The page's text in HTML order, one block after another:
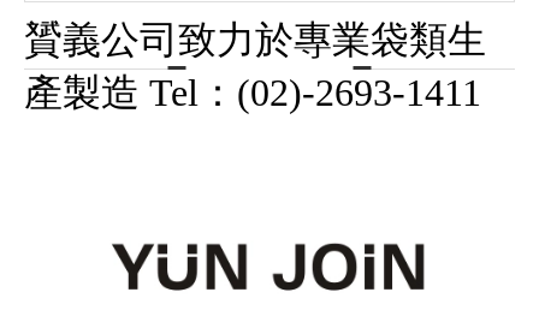
贇義公司致力於專業袋類生
產製造 Tel：(02)-2693-1411